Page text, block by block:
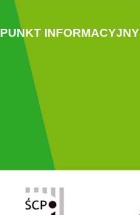
PUNKT INFORMACYJNY